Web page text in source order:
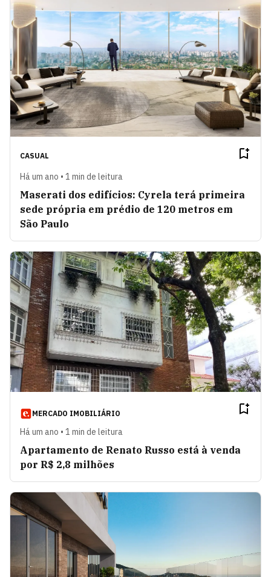
CASUAL
Há um ano • 1 min de leitura
Maserati dos edifícios: Cyrela terá primeira
sede própria em prédio de 120 metros em
São Paulo
MERCADO IMOBILIÁRIO
Há um ano • 1 min de leitura
Apartamento de Renato Russo está à venda
por R$ 2,8 milhões